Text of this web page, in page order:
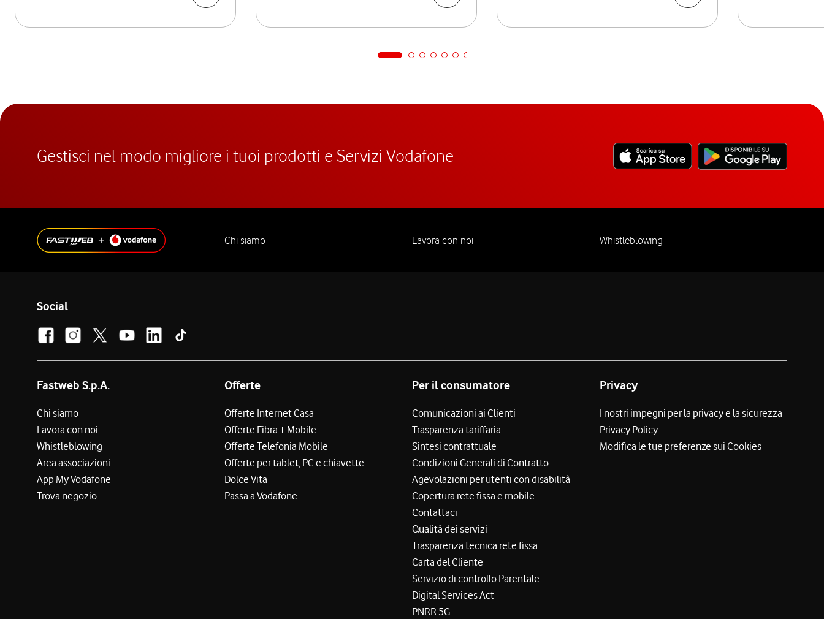
Gestisci nel modo migliore i tuoi prodotti e Servizi Vodafone
Chi siamo Lavora con noi Whistleblowing
Social
Fastweb S.p.A.
Chi siamo
Lavora con noi
Whistleblowing
Area associazioni
App My Vodafone
Trova negozio
Offerte
Offerte Internet Casa
Offerte Fibra + Mobile
Offerte Telefonia Mobile
Offerte per tablet, PC e chiavette
Dolce Vita
Passa a Vodafone
Per il consumatore
Comunicazioni ai Clienti
Trasparenza tariffaria
Sintesi contrattuale
Condizioni Generali di Contratto
Agevolazioni per utenti con disabilità
Copertura rete fissa e mobile
Contattaci
Qualità dei servizi
Trasparenza tecnica rete fissa
Carta del Cliente
Servizio di controllo Parentale
Digital Services Act
PNRR 5G
Privacy
I nostri impegni per la privacy e la sicurezza
Privacy Policy
Modifica le tue preferenze sui Cookies